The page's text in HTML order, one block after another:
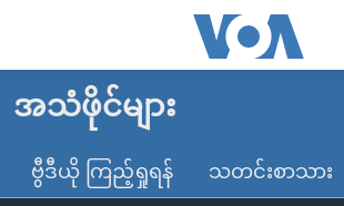
လွယ်ကူ
သည့်
မူလစာမျက်နှာ
မြန်မာ
ကမ္ဘာ့သတင်းများ
အသံဖိုင်များ
ဗွီဒီယို ကြည့်ရှုရန် သတင်းစာသား